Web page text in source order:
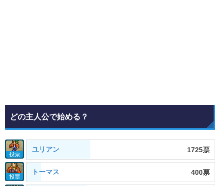
どの主人公で始める？
投票
ユリアン 1725票
投票
トーマス 400票